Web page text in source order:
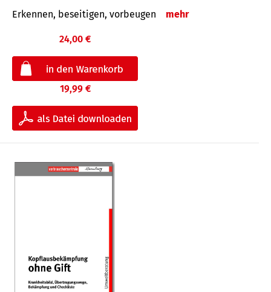
Erkennen, beseitigen, vorbeugen mehr
24,00 €
19,99 €